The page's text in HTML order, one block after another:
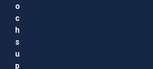
o
c
h
s
u
p